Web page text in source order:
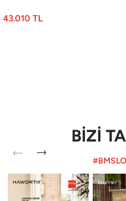
43.010 TL
BİZİ